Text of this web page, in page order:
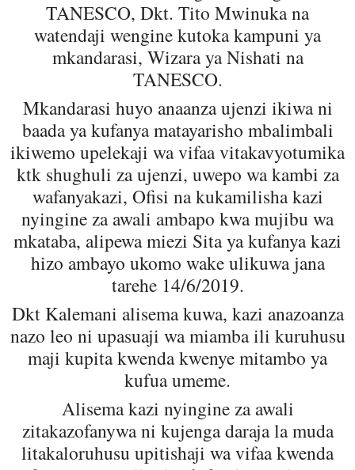
TANESCO, Dkt. Tito Mwinuka na
watendaji wengine kutoka kampuni ya
mkandarasi, Wizara ya Nishati na
TANESCO.
Mkandarasi huyo anaanza ujenzi ikiwa ni
baada ya kufanya matayarisho mbalimbali
ikiwemo upelekaji wa vifaa vitakavyotumika
ktk shughuli za ujenzi, uwepo wa kambi za
wafanyakazi, Ofisi na kukamilisha kazi
nyingine za awali ambapo kwa mujibu wa
mkataba, alipewa miezi Sita ya kufanya kazi
hizo ambayo ukomo wake ulikuwa jana
tarehe 14/6/2019.
Dkt Kalemani alisema kuwa, kazi anazoanza
nazo leo ni upasuaji wa miamba ili kuruhusu
maji kupita kwenda kwenye mitambo ya
kufua umeme.
Alisema kazi nyingine za awali
zitakazofanywa ni kujenga daraja la muda
litakaloruhusu upitishaji wa vifaa kwenda